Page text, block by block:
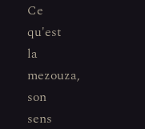
Ce
qu'est
la
mezouza,
son
sens